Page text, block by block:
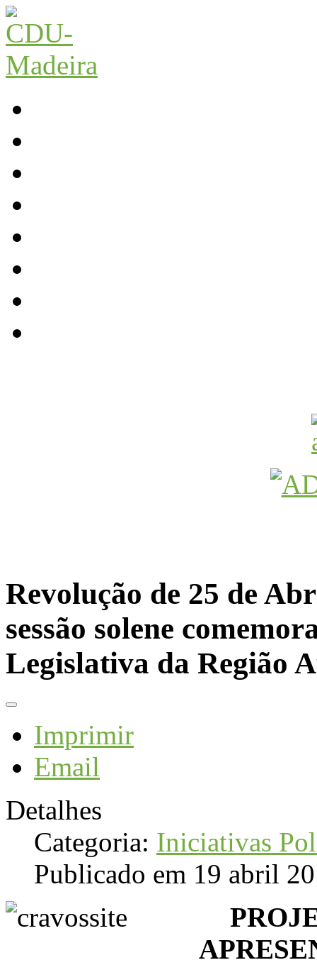
Revolução de 25 de
sessão solene
Legislativa da Região
Imprimir
Email
Detalhes
Categoria: Iniciativas
Publicado em 19 abril